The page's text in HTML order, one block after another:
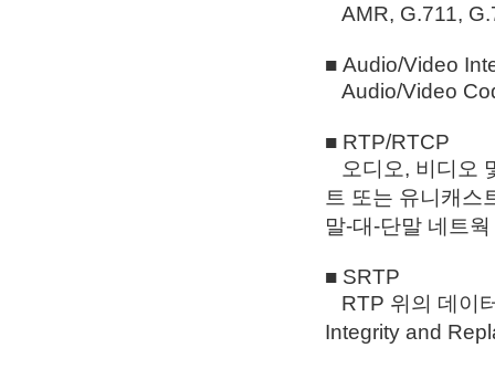
AMR, G.711,
■ Audio/Video
Audio/Video
■ RTP/RTCP
오디오, 비디오
트 또는 유니캐스
말-대-단말 네트
■ SRTP
RTP 위의 데이
Integrity and